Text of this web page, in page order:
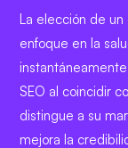
La elección de
enfoque en la
SEO al coincidir
distingue a su
mejora la